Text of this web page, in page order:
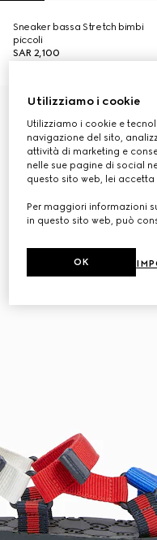
Sneaker bassa Stretch bimbi
piccoli
SAR 2,100
Utilizziamo i cookie
Utilizziamo i cookie e
navigazione del sito,
attività di marketing e
nelle sue pagine di social
questo sito web, lei
Per maggiori informazioni
in questo sito web, può
OK